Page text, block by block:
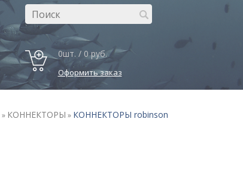
0шт. / 0 руб.
Оформить заказ
» КОННЕКТОРЫ » КОННЕКТОРЫ robinson